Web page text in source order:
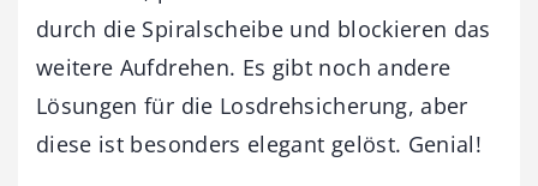
durch die Spiralscheibe und blockieren das
weitere Aufdrehen. Es gibt noch andere
Lösungen für die Losdrehsicherung, aber
diese ist besonders elegant gelöst. Genial!